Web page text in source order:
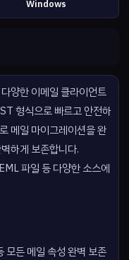
Windows
한 이메일 클라이언트
형식으로 빠르고 안전하
메일 마이그레이션을 완
하게 보존합니다.
파일 등 다양한 소스에
모든 메일 속성 완벽 보존